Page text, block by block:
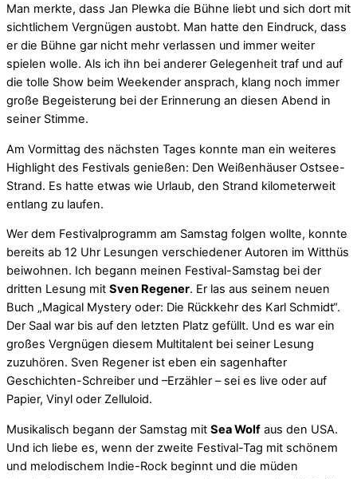
Man merkte, dass Jan Plewka die Bühne liebt und sich dort mit
sichtlichem Vergnügen austobt. Man hatte den Eindruck, dass
er die Bühne gar nicht mehr verlassen und immer weiter
spielen wolle. Als ich ihn bei anderer Gelegenheit traf und auf
die tolle Show beim Weekender ansprach, klang noch immer
große Begeisterung bei der Erinnerung an diesen Abend in
seiner Stimme.
Am Vormittag des nächsten Tages konnte man ein weiteres
Highlight des Festivals genießen: Den Weißenhäuser Ostsee-
Strand. Es hatte etwas wie Urlaub, den Strand kilometerweit
entlang zu laufen.
Wer dem Festivalprogramm am Samstag folgen wollte, konnte
bereits ab 12 Uhr Lesungen verschiedener Autoren im Witthüs
beiwohnen. Ich begann meinen Festival-Samstag bei der
dritten Lesung mit Sven Regener. Er las aus seinem neuen
Buch „Magical Mystery oder: Die Rückkehr des Karl Schmidt“.
Der Saal war bis auf den letzten Platz gefüllt. Und es war ein
großes Vergnügen diesem Multitalent bei seiner Lesung
zuzuhören. Sven Regener ist eben ein sagenhafter
Geschichten-Schreiber und –Erzähler – sei es live oder auf
Papier, Vinyl oder Zelluloid.
Musikalisch begann der Samstag mit Sea Wolf aus den USA.
Und ich liebe es, wenn der zweite Festival-Tag mit schönem
und melodischem Indie-Rock beginnt und die müden